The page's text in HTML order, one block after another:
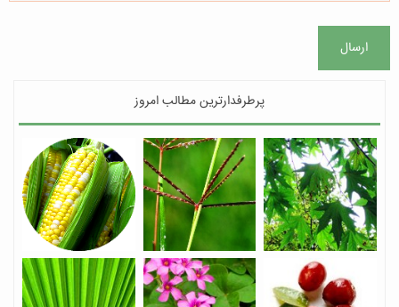
ارسال
پرطرفدارترین مطالب امروز